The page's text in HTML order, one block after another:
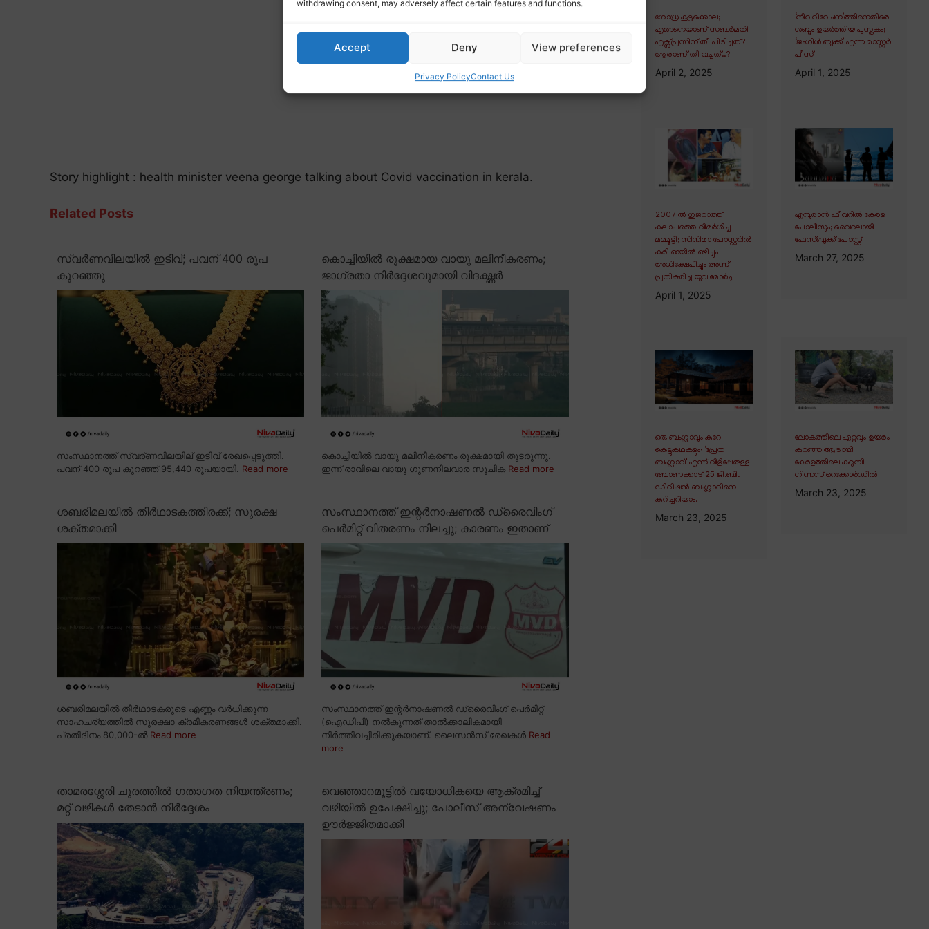
withdrawing consent, may adversely affect certain features and functions.
Accept Deny View preferences
Privacy PolicyContact Us
Story highlight : health minister veena george talking about Covid vaccination in kerala.
Related Posts
സ്വർണവിലയിൽ ഇടിവ്; പവന് 400 രൂപ
കുറഞ്ഞു
സംസ്ഥാനത്ത് സ്വര്ണവിലയില് ഇടിവ് രേഖപ്പെടുത്തി.
പവന് 400 രൂപ കുറഞ്ഞ് 95,440 രൂപയായി. Read more
കൊച്ചിയിൽ രൂക്ഷമായ വായു മലിനീകരണം;
ജാഗ്രതാ നിർദ്ദേശവുമായി വിദഗ്ദ്ധർ
കൊച്ചിയിൽ വായു മലിനീകരണം രൂക്ഷമായി തുടരുന്നു.
ഇന്ന് രാവിലെ വായു ഗുണനിലവാര സൂചിക Read more
ശബരിമലയിൽ തീർഥാടകത്തിരക്ക്; സുരക്ഷ
ശക്തമാക്കി
ശബരിമലയിൽ തീർഥാടകരുടെ എണ്ണം വർധിക്കുന്ന
സാഹചര്യത്തിൽ സുരക്ഷാ ക്രമീകരണങ്ങൾ ശക്തമാക്കി.
പ്രതിദിനം 80,000-ൽ Read more
സംസ്ഥാനത്ത് ഇന്റർനാഷണൽ ഡ്രൈവിംഗ്
പെർമിറ്റ് വിതരണം നിലച്ചു; കാരണം ഇതാണ്
സംസ്ഥാനത്ത് ഇന്റർനാഷണൽ ഡ്രൈവിംഗ് പെർമിറ്റ്
(ഐഡിപി) നൽകുന്നത് താൽക്കാലികമായി
നിർത്തിവച്ചിരിക്കുകയാണ്. ലൈസൻസ് രേഖകൾ Read
more
താമരശ്ശേരി ചുരത്തിൽ ഗതാഗത നിയന്ത്രണം;
മറ്റ് വഴികൾ തേടാൻ നിർദ്ദേശം
വെഞ്ഞാറമൂട്ടിൽ വയോധികയെ ആക്രമിച്ച്
വഴിയിൽ ഉപേക്ഷിച്ചു; പോലീസ് അന്വേഷണം
ഊർജ്ജിതമാക്കി
ഗോധ്ര കൂട്ടക്കൊല;
എങ്ങനെയാണ് സബർമതി
എക്സ്പ്രസിന് തീ പിടിച്ചത്?
ആരാണ് തീ വച്ചത്..?
April 2, 2025
‘നിറ വിവേചന’ത്തിനെതിരെ
ശബ്ദം ഉയർത്തിയ പുസ്തകം;
‘ജംഗിൾ ബുക്ക്’ എന്ന മാസ്റ്റർ
പീസ്
April 1, 2025
2007 ൽ ഗുജറാത്ത്
കലാപത്തെ വിമർശിച്ച
മമ്മൂട്ടി; സിനിമാ പോസ്റ്ററിൽ
കരി ഓയിൽ ഒഴിച്ചും
അധിക്ഷേപിച്ചും അന്ന്
പ്രതികരിച്ച യുവ മോർച്ച
April 1, 2025
എമ്പുരാൻ ഫീവറിൽ കേരള
പോലീസും; വൈറലായി
ഫേസ്ബുക്ക് പോസ്റ്റ്
March 27, 2025
ഒരു ബംഗ്ലാവും കുറേ
കെട്ടുകഥകളും∙ ‘പ്രേത
ബംഗ്ലാവ്’ എന്ന് വിളിപ്പേരുള്ള
ബോണക്കാട് 25 ജി.ബി.
ഡിവിഷൻ ബംഗ്ലാവിനെ
കുറിച്ചറിയാം.
March 23, 2025
ലോകത്തിലെ ഏറ്റവും ഉയരം
കുറഞ്ഞ ആടായി
കേരളത്തിലെ കറുമ്പി
ഗിന്നസ് റെക്കോർഡിൽ
March 23, 2025